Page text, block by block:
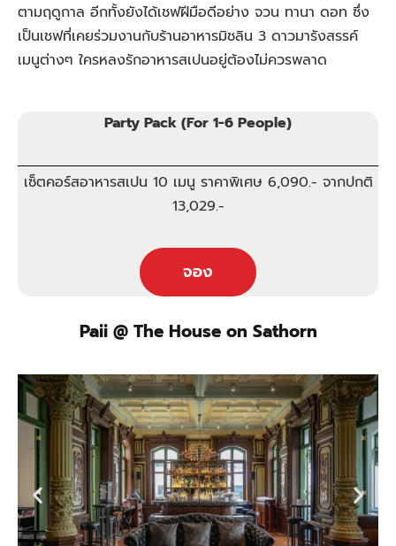
ตามฤดูกาล อีกทั้งยังได้เชฟฝีมือดีอย่าง จวน ทานา ดอท ซึ่ง
เป็นเชฟที่เคยร่วมงานกับร้านอาหารมิชลิน 3 ดาวมารังสรรค์
เมนูต่างๆ ใครหลงรักอาหารสเปนอยู่ต้องไม่ควรพลาด
Party Pack (For 1-6 People)
เซ็ตคอร์สอาหารสเปน 10 เมนู ราคาพิเศษ 6,090.- จากปกติ
13,029.-
จอง
Paii @ The House on Sathorn